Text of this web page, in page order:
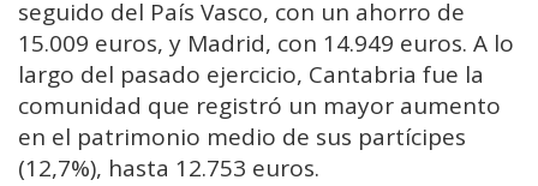
seguido del País Vasco, con un ahorro de
15.009 euros, y Madrid, con 14.949 euros. A lo
largo del pasado ejercicio, Cantabria fue la
comunidad que registró un mayor aumento
en el patrimonio medio de sus partícipes
(12,7%), hasta 12.753 euros.